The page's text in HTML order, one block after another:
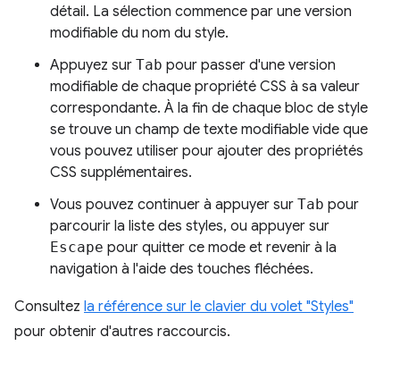
détail. La sélection commence par une version
modifiable du nom du style.
Appuyez sur Tab pour passer d'une version
modifiable de chaque propriété CSS à sa valeur
correspondante. À la fin de chaque bloc de style
se trouve un champ de texte modifiable vide que
vous pouvez utiliser pour ajouter des propriétés
CSS supplémentaires.
Vous pouvez continuer à appuyer sur Tab pour
parcourir la liste des styles, ou appuyer sur
Escape pour quitter ce mode et revenir à la
navigation à l'aide des touches fléchées.
Consultez la référence sur le clavier du volet "Styles"
pour obtenir d'autres raccourcis.